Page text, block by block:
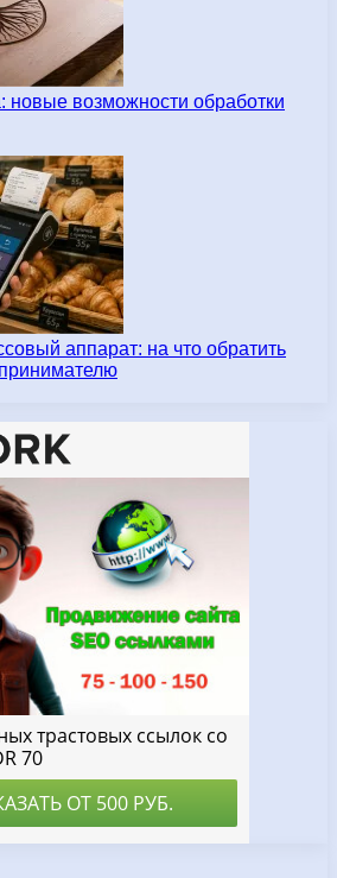
новые возможности обработки
аппарат: на что обратить